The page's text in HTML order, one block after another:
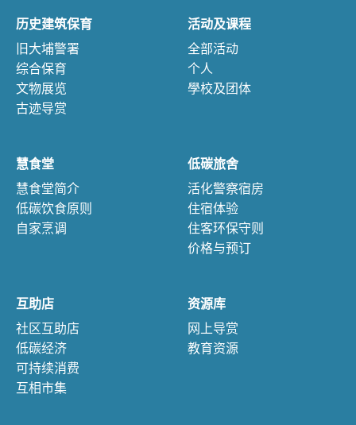
历史建筑保育
旧大埔警署
综合保育
文物展览
古迹导赏
活动及课程
全部活动
个人
學校及团体
慧食堂
慧食堂简介
低碳饮食原则
自家烹调
低碳旅舍
活化警察宿房
住宿体验
住客环保守则
价格与预订
互助店
社区互助店
低碳经济
可持续消费
互相市集
资源库
网上导赏
教育资源